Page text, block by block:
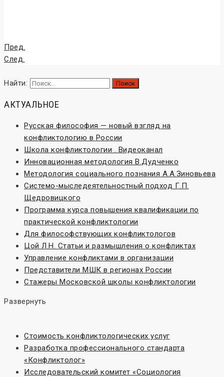
Пред.
След.
Найти:
АКТУАЛЬНОЕ
Русская философия — новый взгляд на
конфликтологию в России
Школа конфликтологии . Видеоканал
Инновационная методология В.Дудченко
Методология социального познания А.А.Зиновьева
Системо-мыследеятельностный подход Г.П.
Щедровицкого
Программа курса повышения квалификации по
практической конфликтологии
Для философствующих конфликтологов
Цой Л.Н. Статьи и размышления о конфликтах
Управление конфликтами в организации
Представители МШК в регионах России
Стажеры Московской школы конфликтологии
Развернуть
Стоимость конфликтологических услуг
Разработка профессионального стандарта
«Конфликтолог»
Исследовательский комитет «Социoлогия